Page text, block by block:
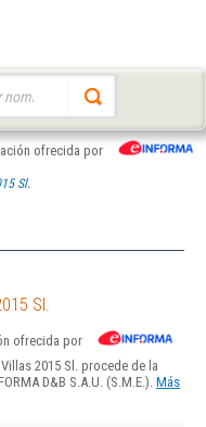
ofrecida por
Sl.
Sl.
ofrecida por
2015 Sl. procede de la
D&B S.A.U. (S.M.E.). Más